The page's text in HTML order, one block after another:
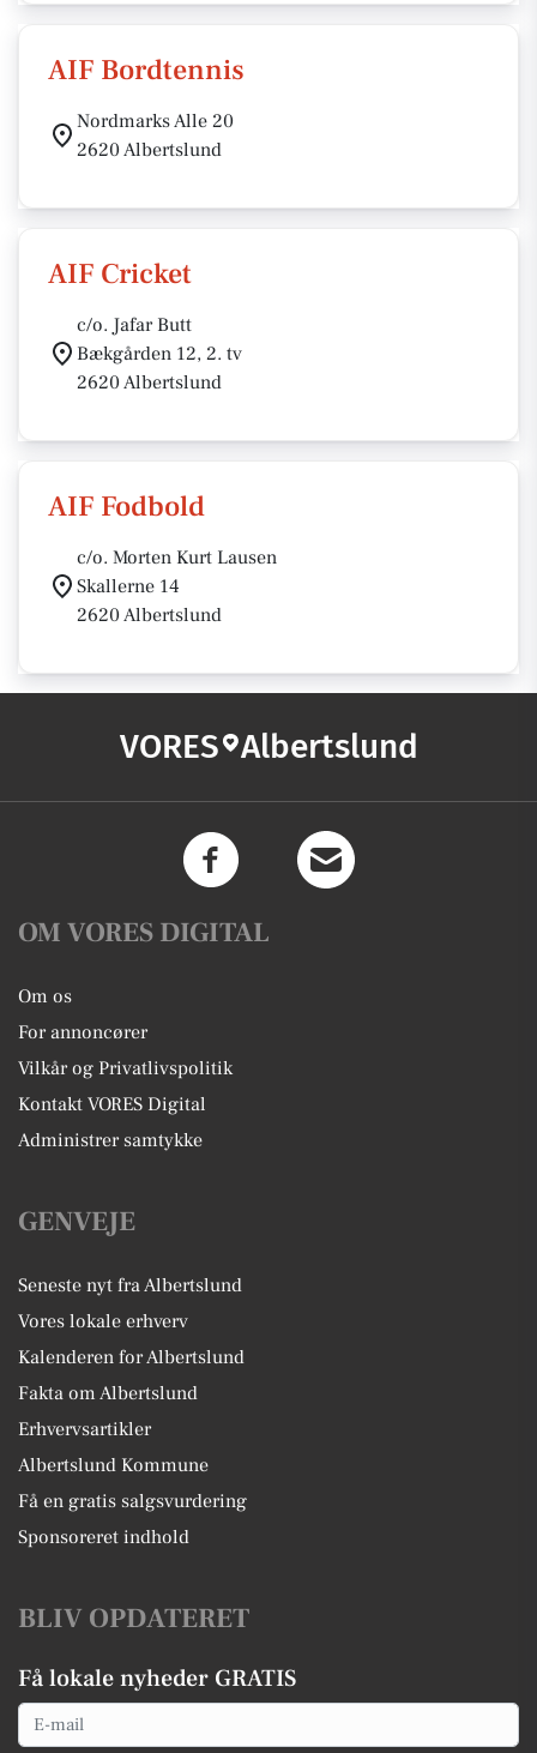
AIF Bordtennis
Nordmarks Alle 20
2620 Albertslund
AIF Cricket
c/o. Jafar Butt
Bækgården 12, 2. tv
2620 Albertslund
AIF Fodbold
c/o. Morten Kurt Lausen
Skallerne 14
2620 Albertslund
VORES Albertslund
OM VORES DIGITAL
Om os
For annoncører
Vilkår og Privatlivspolitik
Kontakt VORES Digital
Administrer samtykke
GENVEJE
Seneste nyt fra Albertslund
Vores lokale erhverv
Kalenderen for Albertslund
Fakta om Albertslund
Erhvervsartikler
Albertslund Kommune
Få en gratis salgsvurdering
Sponsoreret indhold
BLIV OPDATERET
Få lokale nyheder GRATIS
Email